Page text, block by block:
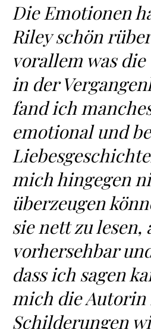
Die Emotionen
Riley schön
vorallem was
in der
fand ich
emotional und
mich hingegen
überzeugen
sie nett zu lesen,
vorhersehbar
dass ich sagen
mich die
Schilderungen